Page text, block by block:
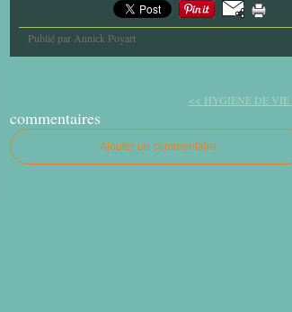
Publié par Annick Poyart
<< HYGIENE DE VIE
commentaires
Ajouter un commentaire